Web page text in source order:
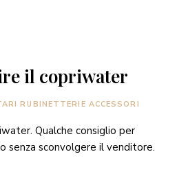
il copriwater
RUBINETTERIE ACCESSORI
Qualche consiglio per
senza sconvolgere il venditore.